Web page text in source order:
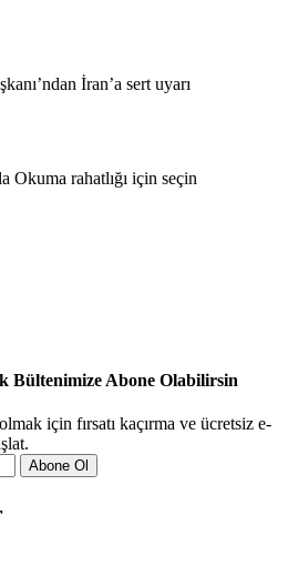
İran’a sert uyarı
Okuma rahatlığı için seçin
Bültenimize Abone Olabilirsin
için fırsatı kaçırma ve ücretsiz e-
Abone Ol